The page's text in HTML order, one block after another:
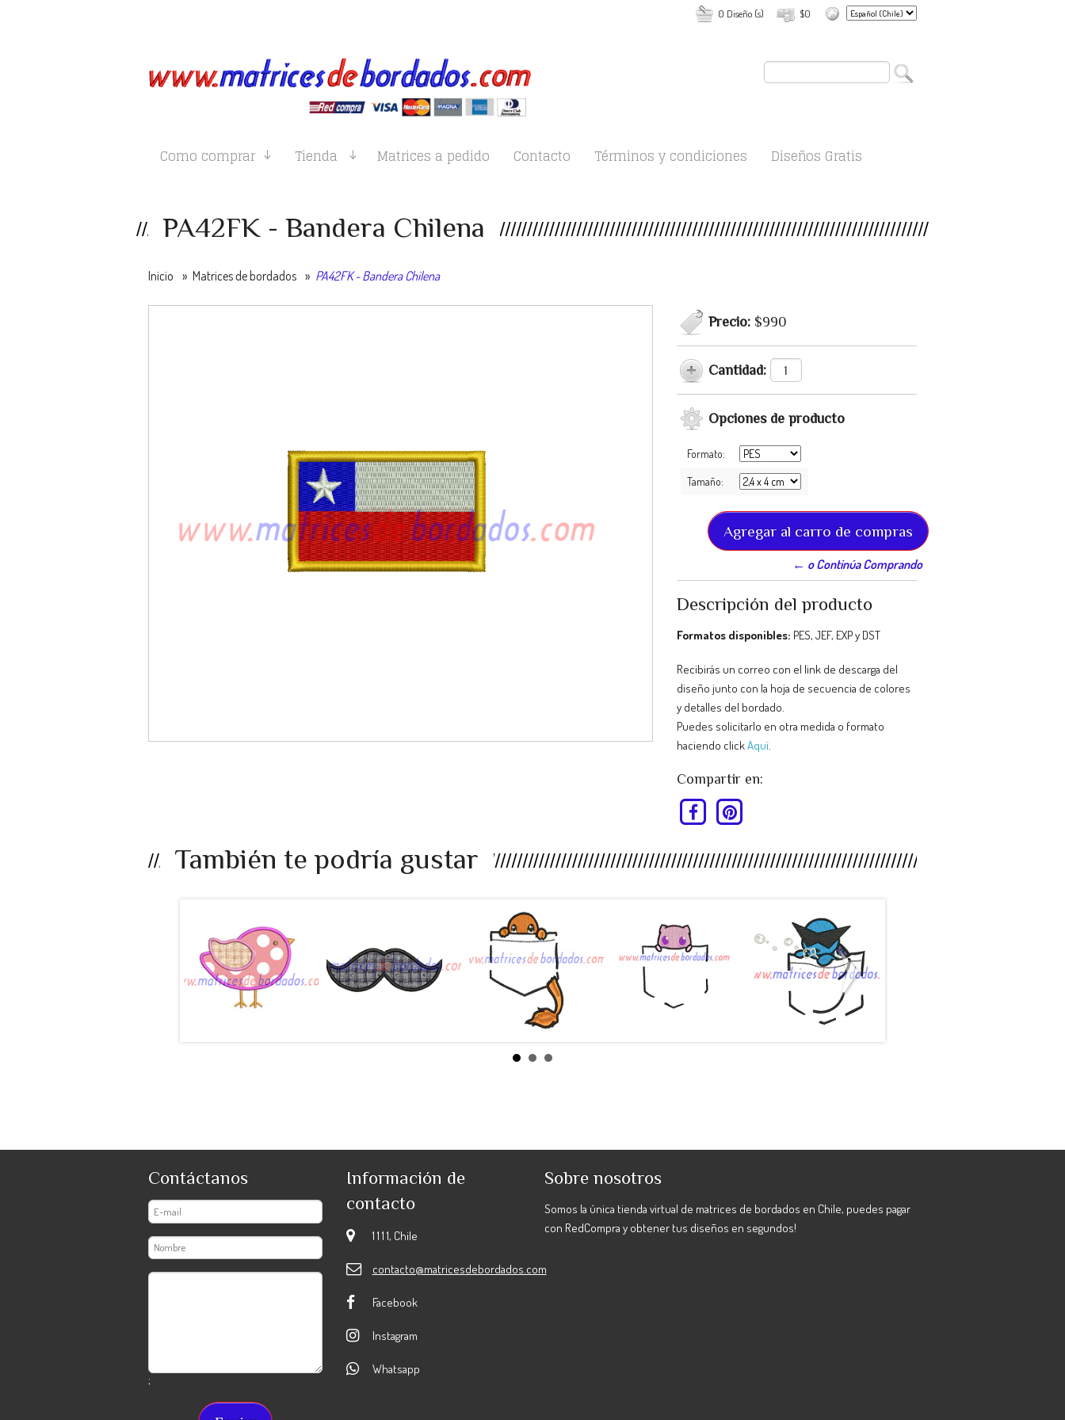
$0
0 Diseño (s)
Como comprar Tienda Matrices a pedido Contacto Términos y condiciones Diseños Gratis
PA42FK - Bandera Chilena
Inicio » Matrices de bordados » PA42FK - Bandera Chilena
Precio: $990
Cantidad:
Opciones de producto
Formato:
Tamaño:
← o Continúa Comprando
Descripción del producto
Formatos disponibles: PES, JEF, EXP y DST
Recibirás un correo con el link de descarga del
diseño junto con la hoja de secuencia de colores
y detalles del bordado.
Puedes solicitarlo en otra medida o formato
haciendo clickAquí.
Compartir en:
También te podría gustar
LB25EF - Ave
apli...
$990
bigote a...
RT47AS -
Pokemon ...
$990
KJ34UL -
Pokemon ...
$990
HY88SB -
Pokemon ...
$990
Contáctanos
;
Información de
contacto
1 1 1 1, Chile
contacto@matricesdebordados.com
Facebook
Instagram
Whatsapp
Sobre nosotros
Somos la única tienda virtual de matrices de bordados en Chile, puedes pagar
con RedCompra y obtener tus diseños en segundos!